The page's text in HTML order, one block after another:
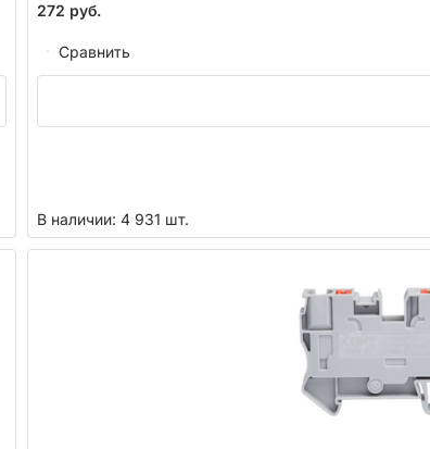
272 руб.
Сравнить
В наличии: 4 931 шт.